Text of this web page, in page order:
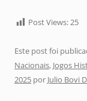
Post Views:25
Este post foi
Nacionais, Jogos
2025 por Julio Bovi